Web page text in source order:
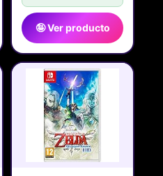
🤪 Ver producto